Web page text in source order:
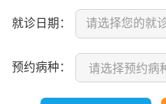
就诊日期：
预约病种：